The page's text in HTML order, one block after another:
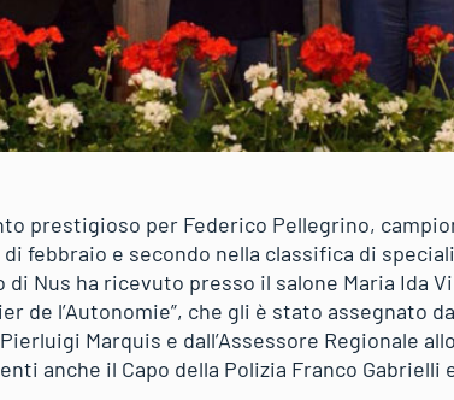
prestigioso per Federico Pellegrino,
febbraio e secondo nella classifica di
Nus ha ricevuto presso il salone Maria Ida
de l’Autonomie”, che gli è stato assegnato
Marquis e dall’Assessore Regionale
anche il Capo della Polizia Franco Gabrielli